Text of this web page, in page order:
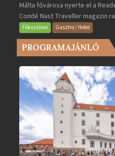
lett
Európa
legjobb
városa
2025-
bejegyzéshez
Málta fővárosa nyerte el a
Condé Nast Traveller magazin
Fókuszban Gasztro / Hotel
PROGRAMAJÁNLÓ